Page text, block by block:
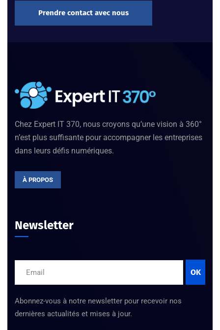
Prendre contact avec nous
Chez Expert IT 370, nous croyons qu’une vision à 360°
n’est plus suffisante pour accompagner les entreprises
dans leurs défis numériques.
À PROPOS
Newsletter
OK
Abonnez-vous à notre newsletter pour recevoir nos
dernières actualités et mises à jour.